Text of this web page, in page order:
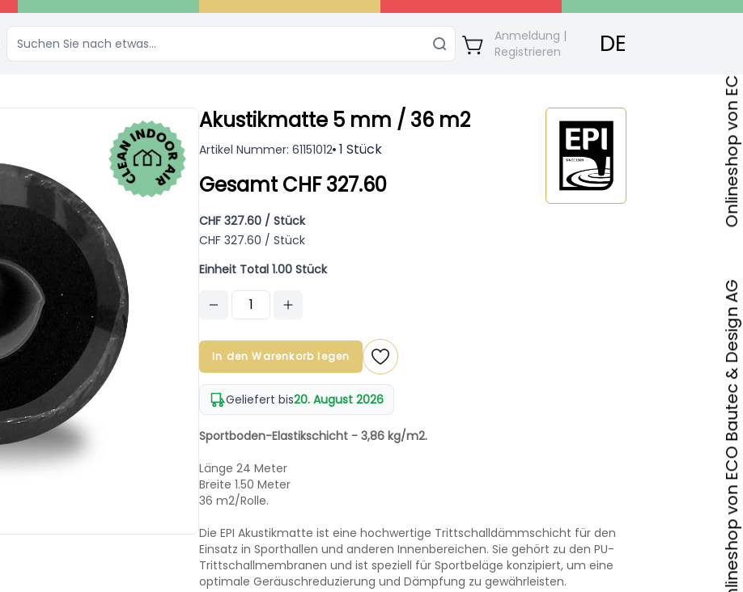
Anmeldung |
Registrieren
DE
Akustikmatte 5 mm / 36 m2
Artikel Nummer: 61151012 1 Stück
Gesamt CHF 327.60
CHF 327.60 / Stück
CHF 327.60 / Stück
Einheit Total 1.00 Stück
In den Warenkorb legen
Geliefert bis20. August 2026
Sportboden-Elastikschicht - 3,86 kg/m2.
Länge 24 Meter
Breite 1.50 Meter
36 m2/Rolle.
Die EPI Akustikmatte ist eine hochwertige Trittschalldämmschicht für den
Einsatz in Sporthallen und anderen Innenbereichen. Sie gehört zu den PU-
Trittschallmembranen und ist speziell für Sportbeläge konzipiert, um eine
optimale Geräuschreduzierung und Dämpfung zu gewährleisten.
Onlineshop von ECO Bautec & Design AG